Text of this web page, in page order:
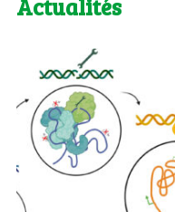
Actualités